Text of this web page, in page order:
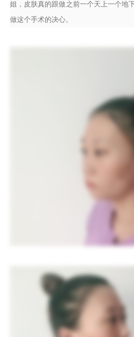
姐，皮肤真的跟做之前一个天上一个地
做这个手术的决心。